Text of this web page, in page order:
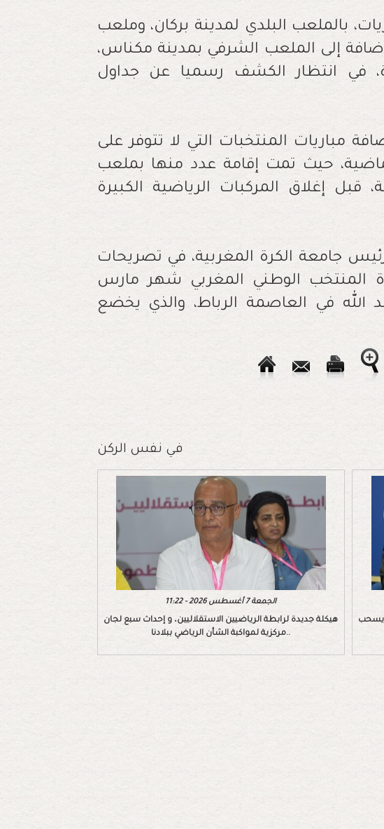
بالملعب البلدي لمدينة بركان، وملعب
إضافة إلى الملعب الشرفي بمدينة مكناس،
في انتظار الكشف رسميا عن جداول
مباريات المنتخبات التي لا تتوفر على
حيث تمت إقامة عدد منها بملعب
إغلاق المركبات الرياضية الكبيرة
جامعة الكرة المغربية، في تصريحات
المنتخب الوطني المغربي شهر مارس
الله في العاصمة الرباط، والذي يخضع
في نفس الركن
الجمعة 7 أغسطس 2026 - 11:22
هيكلة جديدة لرابطة الرياضيين الاستقلاليين، و إحداث سبع لجان
مركزية لمواكبة الشأن الرياضي ببلادنا..
ويسحب